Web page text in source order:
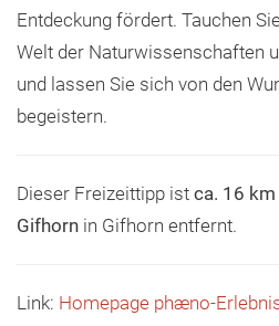
Entdeckung fördert. Tauchen
Welt der Naturwissenschaften
und lassen Sie sich von den
begeistern.
Dieser Freizeittipp ist ca. 16 km
Gifhorn in Gifhorn entfernt.
Link: Homepage phæno-